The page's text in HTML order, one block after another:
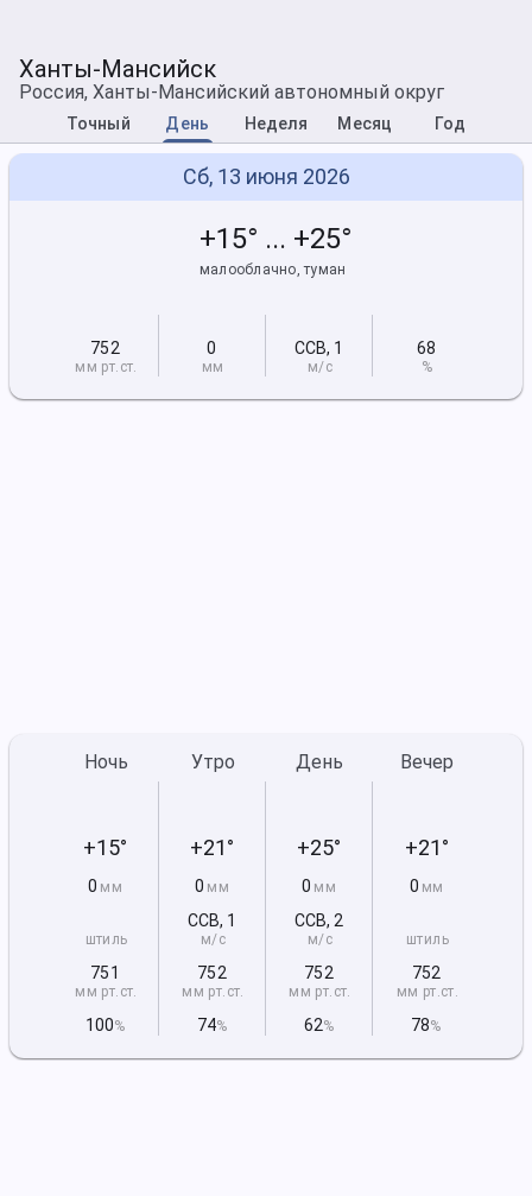
Ханты-Мансийск
Россия, Ханты-Мансийский автономный округ
Точный День Неделя Месяц Год
Сб, 13 июня 2026
+15° ... +25°
малооблачно, туман
752
мм рт.ст.
0
мм
ССВ, 1
м/с
68
%
Ночь
+15°
0 мм
штиль
751
мм рт.ст.
100%
Утро
+21°
0 мм
ССВ, 1
м/с
752
мм рт.ст.
74%
День
+25°
0 мм
ССВ, 2
м/с
752
мм рт.ст.
62%
Вечер
+21°
0 мм
штиль
752
мм рт.ст.
78%